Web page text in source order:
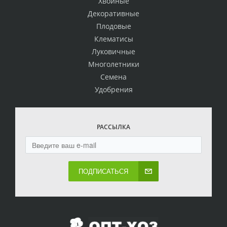
Декоративные
Плодовые
Клематисы
Луковичные
Многолетники
Семена
Удобрения
РАССЫЛКА
ПОДПИСАТЬСЯ